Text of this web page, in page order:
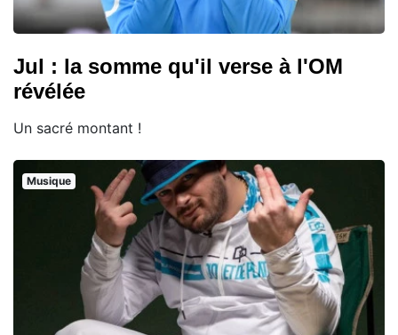
Jul : la somme qu'il verse à l'OM
révélée
Un sacré montant !
Musique